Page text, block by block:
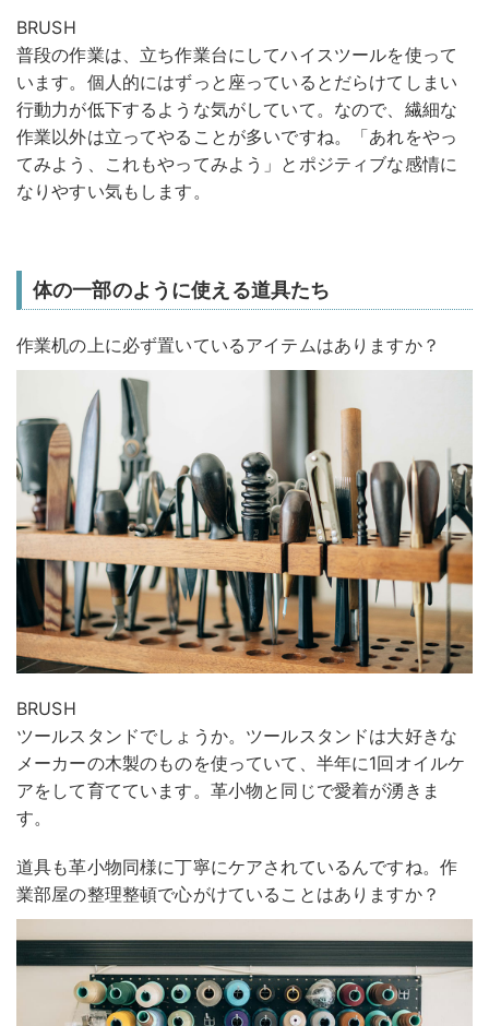
BRUSH
普段の作業は、立ち作業台にしてハイスツールを使って
います。個人的にはずっと座っているとだらけてしまい
行動力が低下するような気がしていて。なので、繊細な
作業以外は立ってやることが多いですね。「あれをやっ
てみよう、これもやってみよう」とポジティブな感情に
なりやすい気もします。
体の一部のように使える道具たち
作業机の上に必ず置いているアイテムはありますか？
BRUSH
ツールスタンドでしょうか。ツールスタンドは大好きな
メーカーの木製のものを使っていて、半年に1回オイルケ
アをして育てています。革小物と同じで愛着が湧きま
す。
道具も革小物同様に丁寧にケアされているんですね。作
業部屋の整理整頓で心がけていることはありますか？